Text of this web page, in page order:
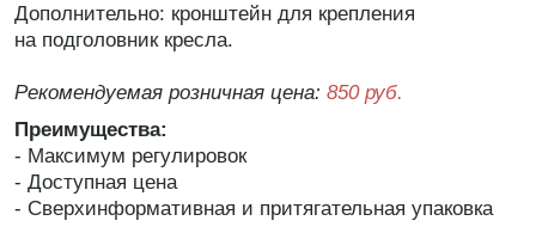
Дополнительно: кронштейн для крепления
на подголовник кресла.
Рекомендуемая розничная цена: 850 руб.
Преимущества:
- Максимум регулировок
- Доступная цена
- Сверхинформативная и притягательная упаковка